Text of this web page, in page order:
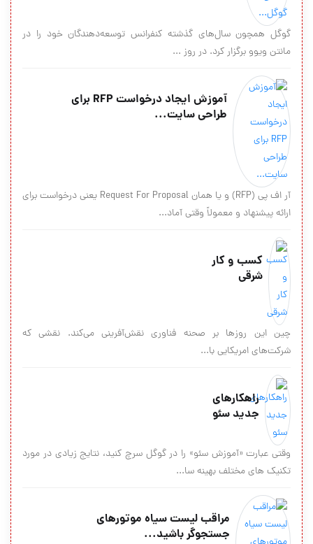
گوگل همچون سال‌های گذشته کنفرانس توسعه‌دهندگان خود را در
مانتن ویوو برگزار کرد. در روز ...
آموزش ایجاد درخواست RFP برای
طراحی سایت...
آر اف پی (RFP) و یا همان Request For Proposal یعنی درخواست برای
ارائه پیشنهاد و معمولاً وقتی آماد...
کسب و کار
شرقی
چين اين روزها بر صحنه‌ فناوری نقش‌آفرينی می‌کند. نقشی که
شرکت‌های امريکایی با...
راهکارهای
جدید سئو
وقتی عبارت «آموزش سئو» را در گوگل سرچ کنید، نتایج زیادی در مورد
تکنیک های مختلف بهینه سا...
مراقب لیست سیاه موتورهای
جستجوگر باشید...